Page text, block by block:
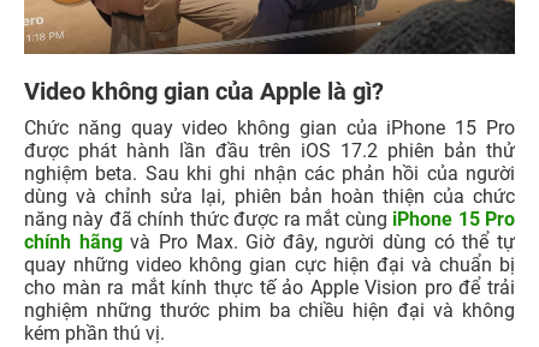
Video không gian của Apple là gì?
Chức năng quay video không gian của iPhone 15 Pro
được phát hành lần đầu trên iOS 17.2 phiên bản thử
nghiệm beta. Sau khi ghi nhận các phản hồi của người
dùng và chỉnh sửa lại, phiên bản hoàn thiện của chức
năng này đã chính thức được ra mắt cùng iPhone 15 Pro
chính hãngvà Pro Max. Giờ đây, người dùng có thể tự
quay những video không gian cực hiện đại và chuẩn bị
cho màn ra mắt kính thực tế ảo Apple Vision pro để trải
nghiệm những thước phim ba chiều hiện đại và không
kém phần thú vị.